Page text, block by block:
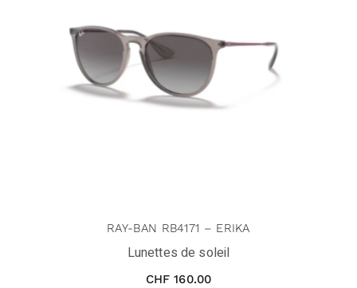
RAY-BAN RB4171 – ERIKA
Lunettes de soleil
CHF 160.00